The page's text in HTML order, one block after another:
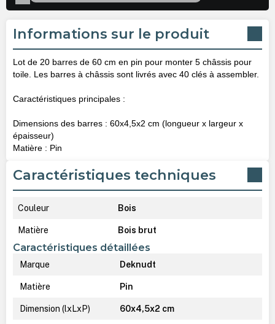
Informations sur le produit
Lot de 20 barres de 60 cm en pin pour monter 5 châssis pour
toile. Les barres à châssis sont livrés avec 40 clés à assembler.
Caractéristiques principales :
Dimensions des barres : 60x4,5x2 cm (longueur x largeur x
épaisseur)
Matière : Pin
Caractéristiques techniques
Couleur Bois
Matière Bois brut
Caractéristiques détaillées
Marque Deknudt
Matière Pin
Dimension (lxLxP) 60x4,5x2 cm